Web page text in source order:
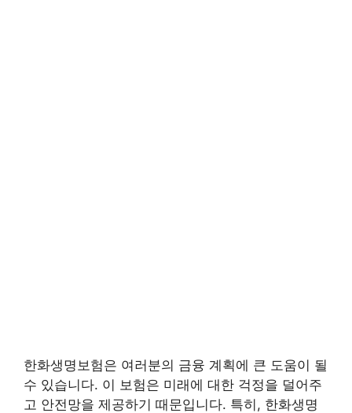
한화생명보험은 여러분의 금융 계획에 큰 도움이 될
수 있습니다. 이 보험은 미래에 대한 걱정을 덜어주
고 안전망을 제공하기 때문입니다. 특히, 한화생명